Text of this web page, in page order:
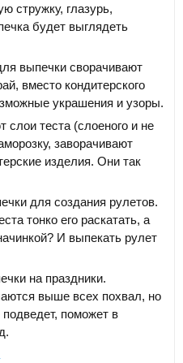
стружку, глазурь,
будет выглядеть
выпечки сворачивают
вместо кондитерского
украшения и узоры.
теста (слоеного и не
заворачивают
изделия. Они так
для создания рулетов.
тонко его раскатать, а
И выпекать рулет
на праздники.
выше всех похвал, но
поможет в